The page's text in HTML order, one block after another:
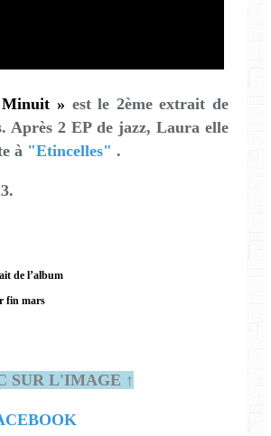
» est le 2ème extrait de
Après 2 EP de jazz, Laura elle
à "Etincelles" .
de l’album
fin mars
SUR L'IMAGE ↑